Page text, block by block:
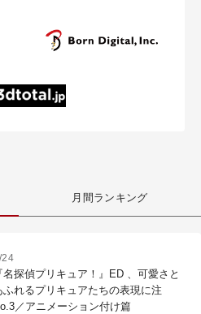
月間ランキング
24
名探偵プリキュア！』ED 、可愛さと
ふれるプリキュアたちの表現に注
／アニメーション付け篇